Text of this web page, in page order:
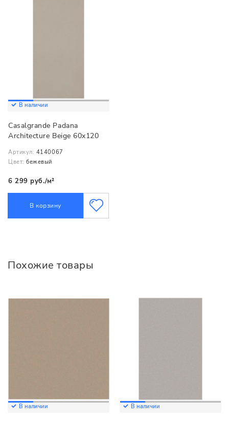
В наличии
Casalgrande Padana
Architecture Beige 60x120
Артикул: 4140067
Цвет: бежевый
6 299 руб./м²
В корзину
Похожие товары
В наличии В наличии